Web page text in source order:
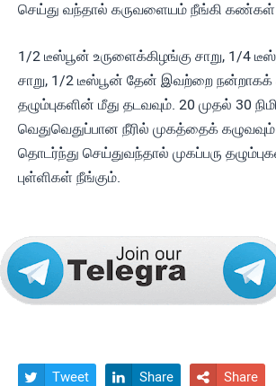
செய்து வந்தால் கருவளையம் நீங்கி கண்கள்
1/2 டீஸ்பூன் உருளைக்கிழங்கு சாறு, 1/4
சாறு, 1/2 டீஸ்பூன் தேன் இவற்றை நன்றாகக்
தழும்புகளின் மீது தடவவும். 20 முதல் 30
வெதுவெதுப்பான நீரில் முகத்தைக்
தொடர்ந்து செய்துவந்தால் முகப்பரு
புள்ளிகள் நீங்கும்.
 Tweet  Share  Share